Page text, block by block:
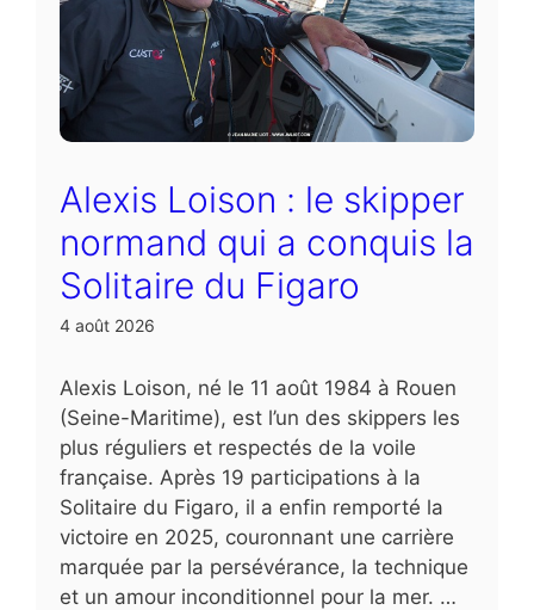
Alexis Loison : le skipper
normand qui a conquis la
Solitaire du Figaro
4 août 2026
Alexis Loison, né le 11 août 1984 à Rouen
(Seine-Maritime), est l’un des skippers les
plus réguliers et respectés de la voile
française. Après 19 participations à la
Solitaire du Figaro, il a enfin remporté la
victoire en 2025, couronnant une carrière
marquée par la persévérance, la technique
et un amour inconditionnel pour la mer. …